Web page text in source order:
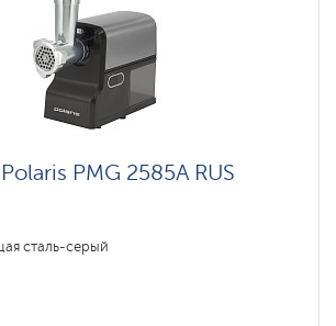
PMG 2585A RUS
сталь-серый